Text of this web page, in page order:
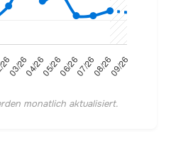
monatlich aktualisiert.